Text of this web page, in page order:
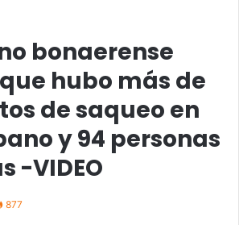
bonaerense
hubo más de
de saqueo en
y 94 personas
-VIDEO
877